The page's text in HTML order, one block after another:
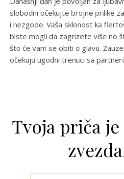
slobodni očekujte brojne prilike
i nezgode. Vaša sklonost ka
biste mogli da zagrizete više no
što će vam se obiti o glavu.
očekuju ugodni trenuci sa
Tvoja priča je